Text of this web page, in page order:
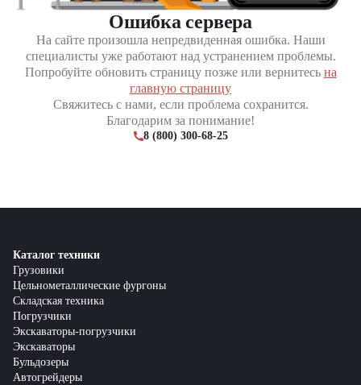
Ошибка сервера
На сайте произошла непредвиденная ошибка. Наши
специалисты уже работают над устранением проблемы.
Попробуйте обновить страницу позже или вернитесь на
главную страницу
Свяжитесь с нами, если проблема сохранится.
Благодарим за понимание!
8 (800) 300-68-25
Каталог техники
Грузовики
Цельнометаллические фургоны
Складская техника
Погрузчики
Экскаваторы-погрузчики
Экскаваторы
Бульдозеры
Автогрейдеры